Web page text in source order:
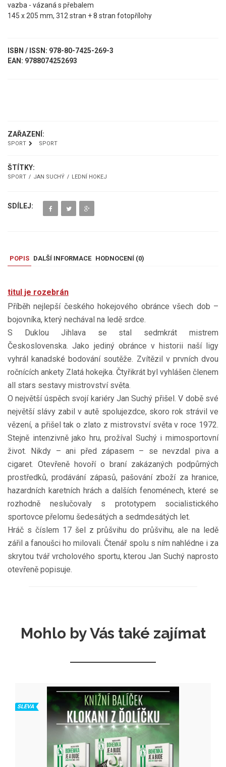
vazba - vázaná s přebalem
145 x 205 mm, 312 stran + 8 stran fotopřílohy
ISBN / ISSN: 978-80-7425-269-3
EAN: 9788074252693
ZAŘAZENÍ:
SPORT SPORT
ŠTÍTKY:
SPORT JAN SUCHÝ LEDNÍ HOKEJ
SDÍLEJ:
POPIS DALŠÍ INFORMACE HODNOCENÍ (0)
titul je rozebrán
Příběh nejlepší českého hokejového obránce všech dob –
bojovníka, který nechával na ledě srdce.
S Duklou Jihlava se stal sedmkrát mistrem
Československa. Jako jediný obránce v historii naší ligy
vyhrál kanadské bodování soutěže. Zvítězil v prvních dvou
ročnících ankety Zlatá hokejka. Čtyřikrát byl vyhlášen členem
all stars sestavy mistrovství světa.
O největší úspěch svojí kariéry Jan Suchý přišel. V době své
největší slávy zabil v autě spolujezdce, skoro rok strávil ve
vězení, a přišel tak o zlato z mistrovství světa v roce 1972.
Stejně intenzivně jako hru, prožíval Suchý i mimosportovní
život. Nikdy – ani před zápasem – se nevzdal piva a
cigaret. Otevřeně hovoří o braní zakázaných podpůrných
prostředků, prodávání zápasů, pašování zboží za hranice,
hazardních karetních hrách a dalších fenoménech, které se
rozhodně neslučovaly s prototypem socialistického
sportovce přelomu šedesátých a sedmdesátých let.
Hráč s číslem 17 šel z průšvihu do průšvihu, ale na ledě
zářil a fanoušci ho milovali. Čtenář spolu s ním nahlédne i za
skrytou tvář vrcholového sportu, kterou Jan Suchý naprosto
otevřeně popisuje.
Mohlo by Vás také zajímat
SLEVA